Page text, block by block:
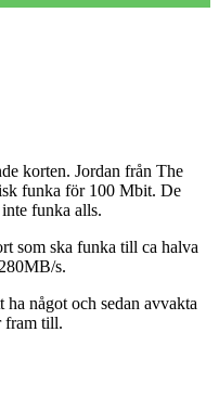
korten. Jordan från The
funka för 100 Mbit. De
funka alls.
som ska funka till ca halva
s.
något och sedan avvakta
fram till.